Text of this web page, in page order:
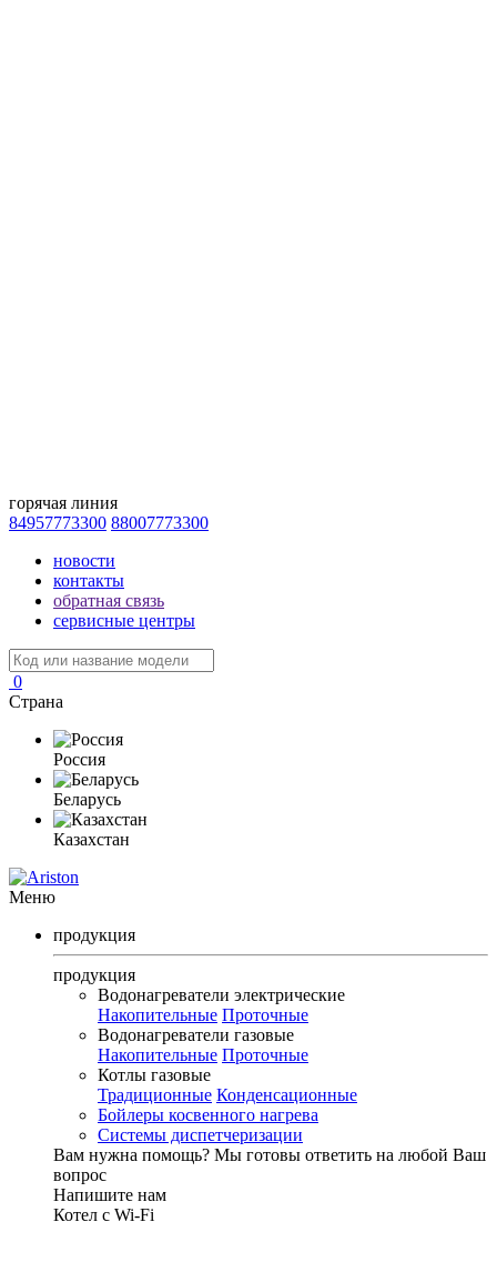
горячая линия
84957773300 88007773300
новости
контакты
обратная связь
сервисные центры
0
Страна
Россия
Беларусь
Казахстан
Меню
продукция
продукция
Водонагреватели электрические
Накопительные Проточные
Водонагреватели газовые
Накопительные Проточные
Котлы газовые
Традиционные Конденсационные
Бойлеры косвенного нагрева
Системы диспетчеризации
Вам нужна помощь? Мы готовы ответить на любой Ваш
вопрос
Напишите нам
Котел с Wi-Fi